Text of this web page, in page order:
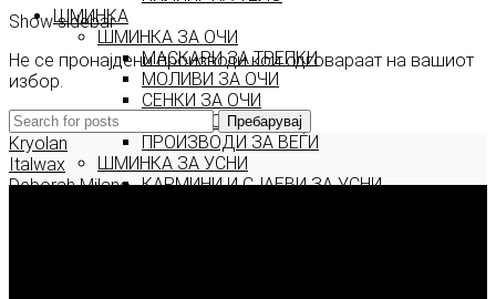
ШМИНКА
ШМИНКА ЗА ОЧИ
МАСКАРИ ЗА ТРЕПКИ
МОЛИВИ ЗА ОЧИ
СЕНКИ ЗА ОЧИ
ТУШ ЗА ОЧИ
ПРОИЗВОДИ ЗА ВЕЃИ
ШМИНКА ЗА УСНИ
КАРМИНИ И СЈАЕВИ ЗА УСНИ
Show sidebar
Не се пронајдени производи кои одговараат на вашиот
избор.
Пребарувај
Kryolan
Italwax
Deborah Milano